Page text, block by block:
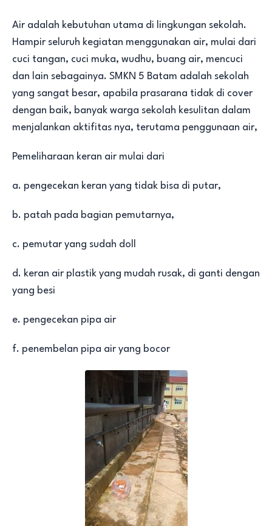
Air adalah kebutuhan utama di lingkungan sekolah.
Hampir seluruh kegiatan menggunakan air, mulai dari
cuci tangan, cuci muka, wudhu, buang air, mencuci
dan lain sebagainya. SMKN 5 Batam adalah sekolah
yang sangat besar, apabila prasarana tidak di cover
dengan baik, banyak warga sekolah kesulitan dalam
menjalankan aktifitas nya, terutama penggunaan air,
Pemeliharaan keran air mulai dari
a. pengecekan keran yang tidak bisa di putar,
b. patah pada bagian pemutarnya,
c. pemutar yang sudah doll
d. keran air plastik yang mudah rusak, di ganti dengan
yang besi
e. pengecekan pipa air
f. penembelan pipa air yang bocor